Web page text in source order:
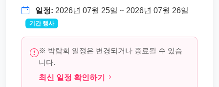
일정: 2026년 07월 25일 ~ 2026년 07월 26일
기간 행사
※ 박람회 일정은 변경되거나 종료될 수 있습
니다.
최신 일정 확인하기